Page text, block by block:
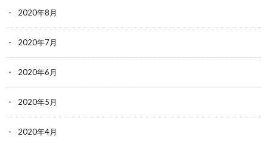
2020年8月
2020年7月
2020年6月
2020年5月
2020年4月